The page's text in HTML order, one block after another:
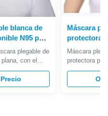
blanca de
N95 para
plegable de
con el
plegable
12 pedazos
para la
Máscara
protectora
cuidado
Máscara
protectora
personal
Máscara
material